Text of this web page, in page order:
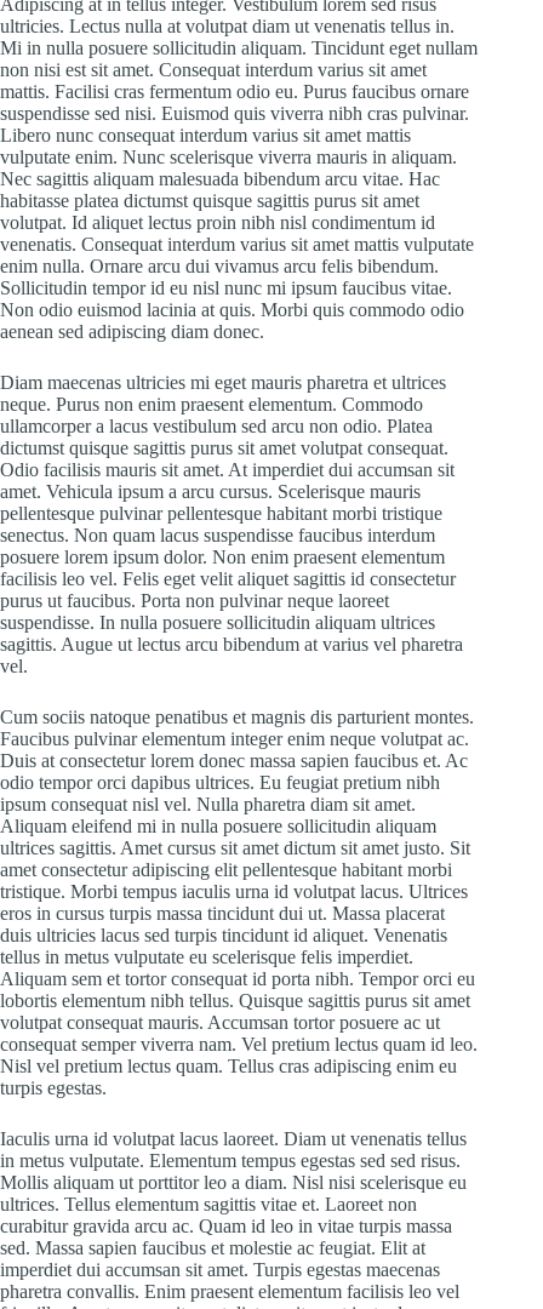
Adipiscing at in tellus integer. Vestibulum lorem sed risus
ultricies. Lectus nulla at volutpat diam ut venenatis tellus in.
Mi in nulla posuere sollicitudin aliquam. Tincidunt eget nullam
non nisi est sit amet. Consequat interdum varius sit amet
mattis. Facilisi cras fermentum odio eu. Purus faucibus ornare
suspendisse sed nisi. Euismod quis viverra nibh cras pulvinar.
Libero nunc consequat interdum varius sit amet mattis
vulputate enim. Nunc scelerisque viverra mauris in aliquam.
Nec sagittis aliquam malesuada bibendum arcu vitae. Hac
habitasse platea dictumst quisque sagittis purus sit amet
volutpat. Id aliquet lectus proin nibh nisl condimentum id
venenatis. Consequat interdum varius sit amet mattis vulputate
enim nulla. Ornare arcu dui vivamus arcu felis bibendum.
Sollicitudin tempor id eu nisl nunc mi ipsum faucibus vitae.
Non odio euismod lacinia at quis. Morbi quis commodo odio
aenean sed adipiscing diam donec.
Diam maecenas ultricies mi eget mauris pharetra et ultrices
neque. Purus non enim praesent elementum. Commodo
ullamcorper a lacus vestibulum sed arcu non odio. Platea
dictumst quisque sagittis purus sit amet volutpat consequat.
Odio facilisis mauris sit amet. At imperdiet dui accumsan sit
amet. Vehicula ipsum a arcu cursus. Scelerisque mauris
pellentesque pulvinar pellentesque habitant morbi tristique
senectus. Non quam lacus suspendisse faucibus interdum
posuere lorem ipsum dolor. Non enim praesent elementum
facilisis leo vel. Felis eget velit aliquet sagittis id consectetur
purus ut faucibus. Porta non pulvinar neque laoreet
suspendisse. In nulla posuere sollicitudin aliquam ultrices
sagittis. Augue ut lectus arcu bibendum at varius vel pharetra
vel.
Cum sociis natoque penatibus et magnis dis parturient montes.
Faucibus pulvinar elementum integer enim neque volutpat ac.
Duis at consectetur lorem donec massa sapien faucibus et. Ac
odio tempor orci dapibus ultrices. Eu feugiat pretium nibh
ipsum consequat nisl vel. Nulla pharetra diam sit amet.
Aliquam eleifend mi in nulla posuere sollicitudin aliquam
ultrices sagittis. Amet cursus sit amet dictum sit amet justo. Sit
amet consectetur adipiscing elit pellentesque habitant morbi
tristique. Morbi tempus iaculis urna id volutpat lacus. Ultrices
eros in cursus turpis massa tincidunt dui ut. Massa placerat
duis ultricies lacus sed turpis tincidunt id aliquet. Venenatis
tellus in metus vulputate eu scelerisque felis imperdiet.
Aliquam sem et tortor consequat id porta nibh. Tempor orci eu
lobortis elementum nibh tellus. Quisque sagittis purus sit amet
volutpat consequat mauris. Accumsan tortor posuere ac ut
consequat semper viverra nam. Vel pretium lectus quam id leo.
Nisl vel pretium lectus quam. Tellus cras adipiscing enim eu
turpis egestas.
Iaculis urna id volutpat lacus laoreet. Diam ut venenatis tellus
in metus vulputate. Elementum tempus egestas sed sed risus.
Mollis aliquam ut porttitor leo a diam. Nisl nisi scelerisque eu
ultrices. Tellus elementum sagittis vitae et. Laoreet non
curabitur gravida arcu ac. Quam id leo in vitae turpis massa
sed. Massa sapien faucibus et molestie ac feugiat. Elit at
imperdiet dui accumsan sit amet. Turpis egestas maecenas
pharetra convallis. Enim praesent elementum facilisis leo vel